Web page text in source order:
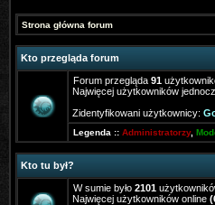
Strona główna forum
Kto przegląda forum
Forum przegląda 91
Najwięcej użytkowników
Zidentyfikowani użytkownicy:
Legenda :: Administratorzy,
Kto tu był?
W sumie było 2101
Najwięcej użytkowników online